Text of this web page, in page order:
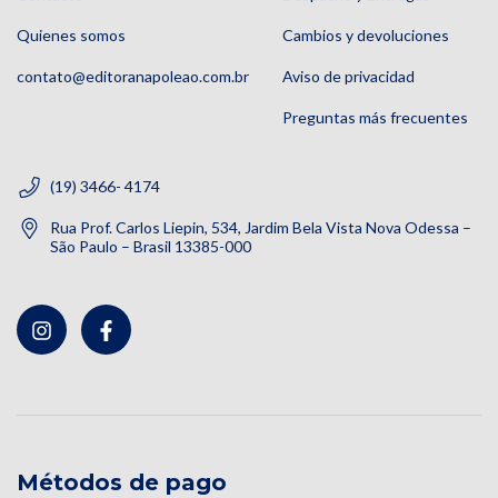
Quienes somos
contato@editoranapoleao.com.br
Cambios y devoluciones
Aviso de privacidad
Preguntas más frecuentes
(19) 3466- 4174
Rua Prof. Carlos Liepin, 534, Jardim Bela Vista Nova Odessa –
São Paulo – Brasil 13385-000
Métodos de pago